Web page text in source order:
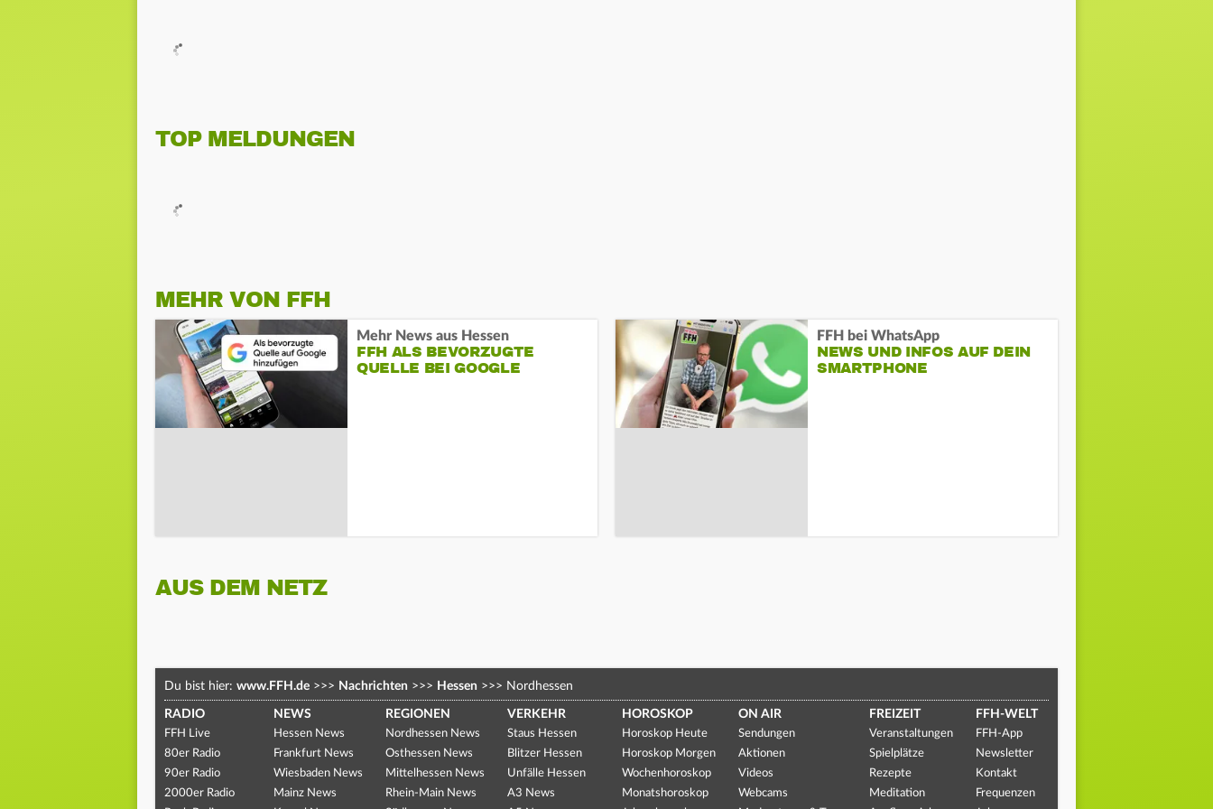
TOP MELDUNGEN
MEHR VON FFH
Mehr News aus Hessen
FFH ALS BEVORZUGTE
QUELLE BEI GOOGLE
FFH bei WhatsApp
NEWS UND INFOS AUF DEIN
SMARTPHONE
AUS DEM NETZ
Du bist hier: www.FFH.de >>> Nachrichten >>> Hessen >>> Nordhessen
RADIO
FFH Live
80er Radio
90er Radio
2000er Radio
NEWS
Hessen News
Frankfurt News
Wiesbaden News
Mainz News
REGIONEN
Nordhessen News
Osthessen News
Mittelhessen News
Rhein-Main News
VERKEHR
Staus Hessen
Blitzer Hessen
Unfälle Hessen
A3 News
HOROSKOP
Horoskop Heute
Horoskop Morgen
Wochenhoroskop
Monatshoroskop
ON AIR
Sendungen
Aktionen
Videos
Webcams
FREIZEIT
Veranstaltungen
Spielplätze
Rezepte
Meditation
FFH-WELT
FFH-App
Newsletter
Kontakt
Frequenzen